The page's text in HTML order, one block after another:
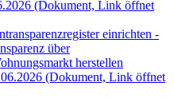
(Dokument, Link öffnet
einrichten -
über
herstellen
(Dokument, Link öffnet